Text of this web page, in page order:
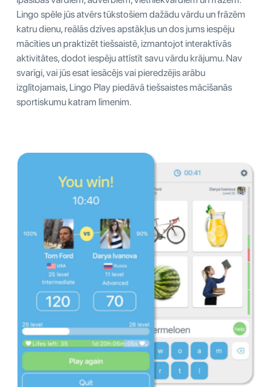
Lingo spēle jūs atvērs tūkstošiem dažādu vārdu un frāzēm
katru dienu, reālās dzīves apstākļus un dos jums iespēju
mācīties un praktizēt tiešsaistē, izmantojot interaktīvās
aktivitātes, dodot iespēju attīstīt savu vārdu krājumu. Nav
svarīgi, vai jūs esat iesācējs vai pieredzējis arābu
izglītojamais, Lingo Play piedāvā tiešsaistes mācīšanās
sportiskumu katram līmenim.